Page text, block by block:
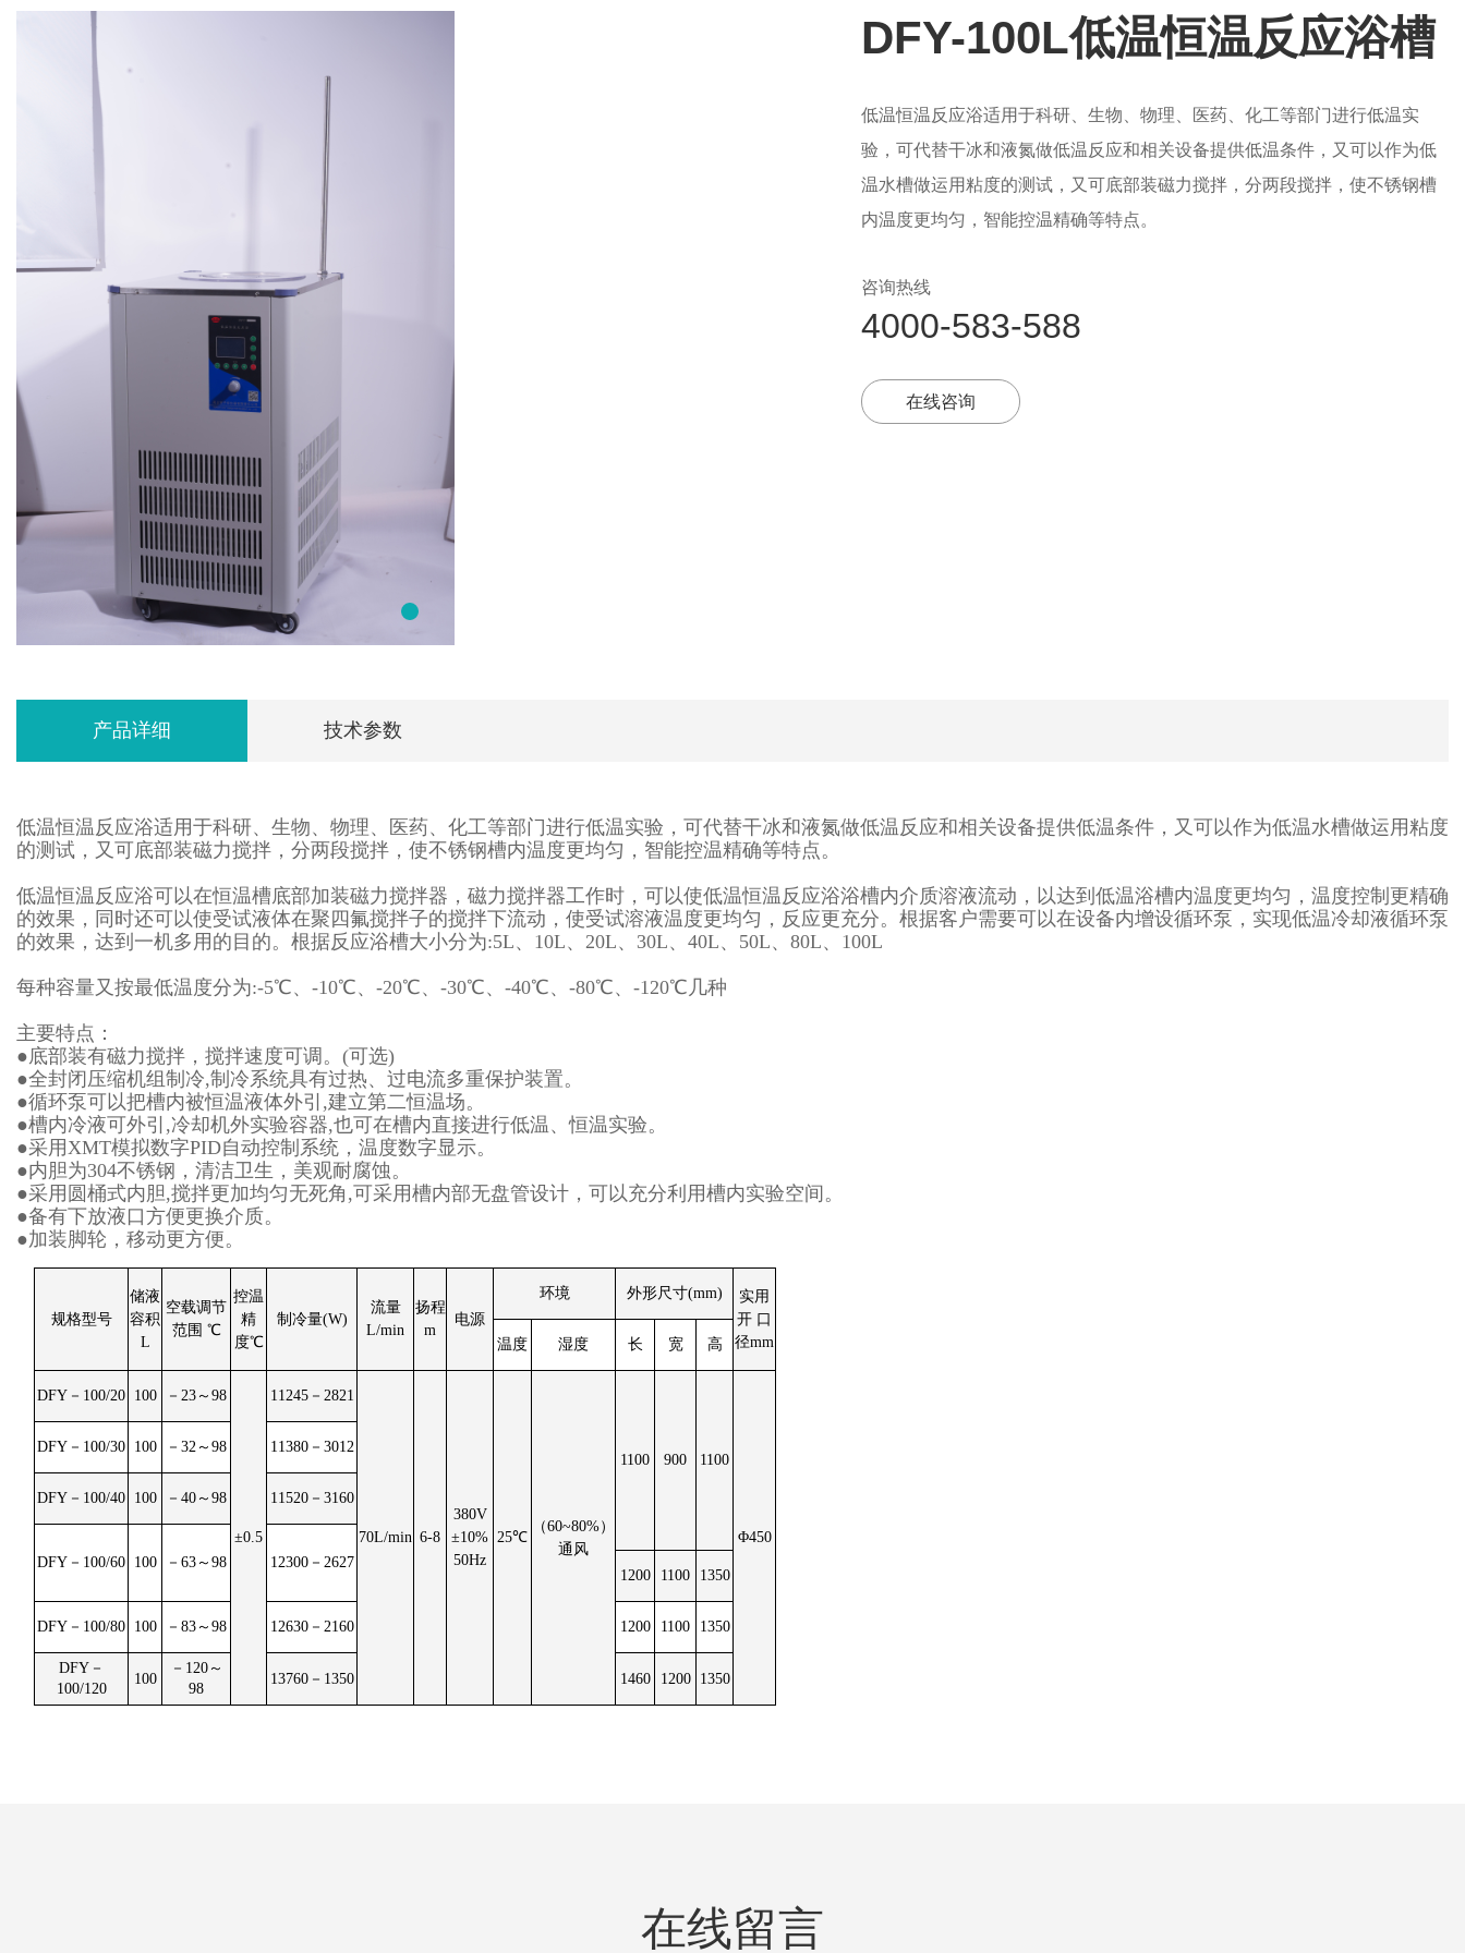
DFY-100L低温恒温反应浴槽
低温恒温反应浴适用于科研、生物、物理、医药、化工等部门进行低温实
验，可代替干冰和液氮做低温反应和相关设备提供低温条件，又可以作为低
温水槽做运用粘度的测试，又可底部装磁力搅拌，分两段搅拌，使不锈钢槽
内温度更均匀，智能控温精确等特点。
咨询热线
4000-583-588
在线咨询
产品详细 技术参数
低温恒温反应浴适用于科研、生物、物理、医药、化工等部门进行低温实验，可代替干冰和液氮做低温反应和相关设备提供低温条件，又可以作为低温水槽做运用粘度
的测试，又可底部装磁力搅拌，分两段搅拌，使不锈钢槽内温度更均匀，智能控温精确等特点。
低温恒温反应浴可以在恒温槽底部加装磁力搅拌器，磁力搅拌器工作时，可以使低温恒温反应浴浴槽内介质溶液流动，以达到低温浴槽内温度更均匀，温度控制更精确
的效果，同时还可以使受试液体在聚四氟搅拌子的搅拌下流动，使受试溶液温度更均匀，反应更充分。根据客户需要可以在设备内增设循环泵，实现低温冷却液循环泵
的效果，达到一机多用的目的。根据反应浴槽大小分为:5L、10L、20L、30L、40L、50L、80L、100L
每种容量又按最低温度分为:-5℃、-10℃、-20℃、-30℃、-40℃、-80℃、-120℃几种
主要特点：
●底部装有磁力搅拌，搅拌速度可调。(可选)
●全封闭压缩机组制冷,制冷系统具有过热、过电流多重保护装置。
●循环泵可以把槽内被恒温液体外引,建立第二恒温场。
●槽内冷液可外引,冷却机外实验容器,也可在槽内直接进行低温、恒温实验。
●采用XMT模拟数字PID自动控制系统，温度数字显示。
●内胆为304不锈钢，清洁卫生，美观耐腐蚀。
●采用圆桶式内胆,搅拌更加均匀无死角,可采用槽内部无盘管设计，可以充分利用槽内实验空间。
●备有下放液口方便更换介质。
●加装脚轮，移动更方便。
规格型号
储液
容积
L
空载调节
范围 ℃
控温
精
度℃
制冷量(W)
流量
L/min
扬程
m
电源
环境 外形尺寸(mm)
实用
开 口
径mm
温度 湿度 长 宽 高
DFY－100/20 100 －23～98
±0.5
11245－2821
70L/min 6-8
380V
±10%
50Hz
25℃
（60~80%）
通风
1100 900 1100
Φ450
DFY－100/30 100 －32～98 11380－3012
DFY－100/40 100 －40～98 11520－3160
DFY－100/60 100 －63～98
12300－2627
1200
1100 1350
DFY－100/80 100 －83～98 12630－2160 1200 1100 1350
DFY－
100/120
100
－120～
98
13760－1350 1460 1200 1350
在线留言